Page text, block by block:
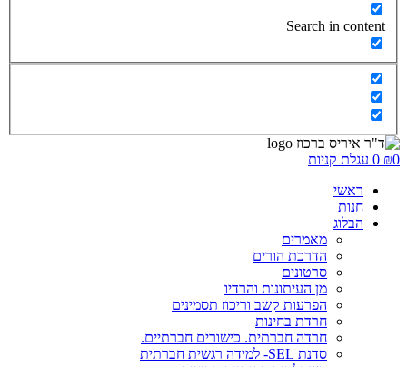
Search in content
₪0
0 עגלת קניות
ראשי
חנות
הבלוג
מאמרים
הדרכת הורים
סרטונים
מן העיתונות והרדיו
הפרעות קשב וריכוז תסמינים
חרדת בחינות
חרדה חברתית. כישורים חברתיים.
סדנת SEL- למידה רגשית חברתית